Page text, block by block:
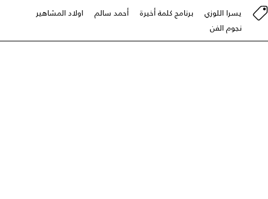
يسرا اللوزي برنامج كلمة أخيرة أحمد سالم
اولاد المشاهير
نجوم الفن